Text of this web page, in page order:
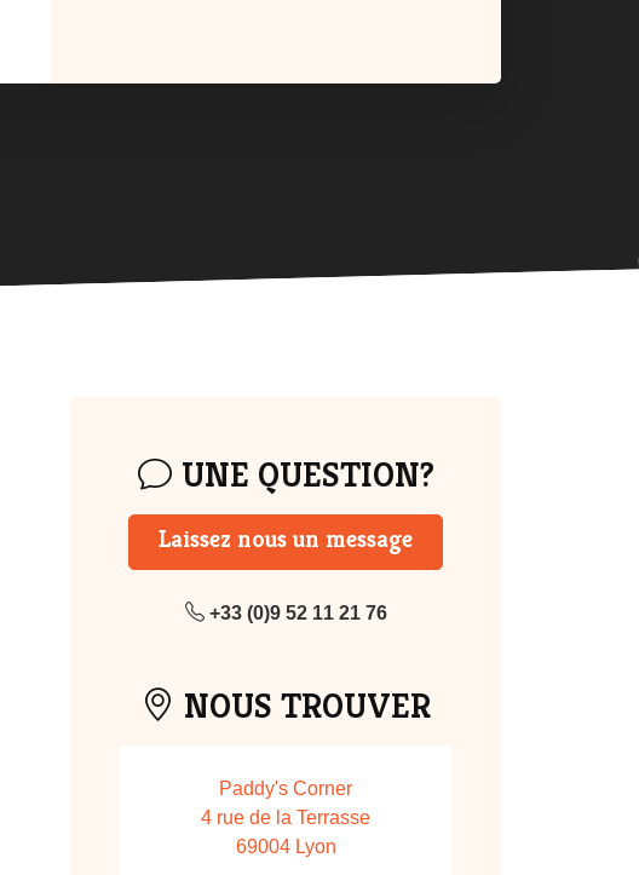
UNE QUESTION?
Laissez nous un message
+33 (0)9 52 11 21 76
NOUS TROUVER
Paddy's Corner
4 rue de la Terrasse
69004 Lyon